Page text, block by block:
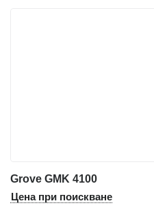
Grove GMK 4100
Цена при поискване